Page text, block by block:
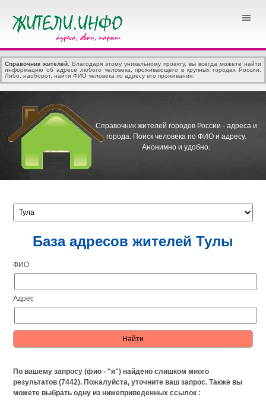
Справочник жителей . Благодаря этому уникальному проекту, вы всегда можете найти
информацию об адресе любого человека, проживающего в крупных городах России.
Либо, наоборот, найти ФИО человека по адресу его проживания.
Справочник жителей городов России - адреса и
города. Поиск человека по ФИО и адресу.
Анонимно и удобно.
База адресов жителей Тулы
ФИО
Адрес
По вашему запросу (фио - "я") найдено слишком много
результатов (7442). Пожалуйста, уточните ваш запрос.Также вы
можете выбрать одну из нижеприведенных ссылок :